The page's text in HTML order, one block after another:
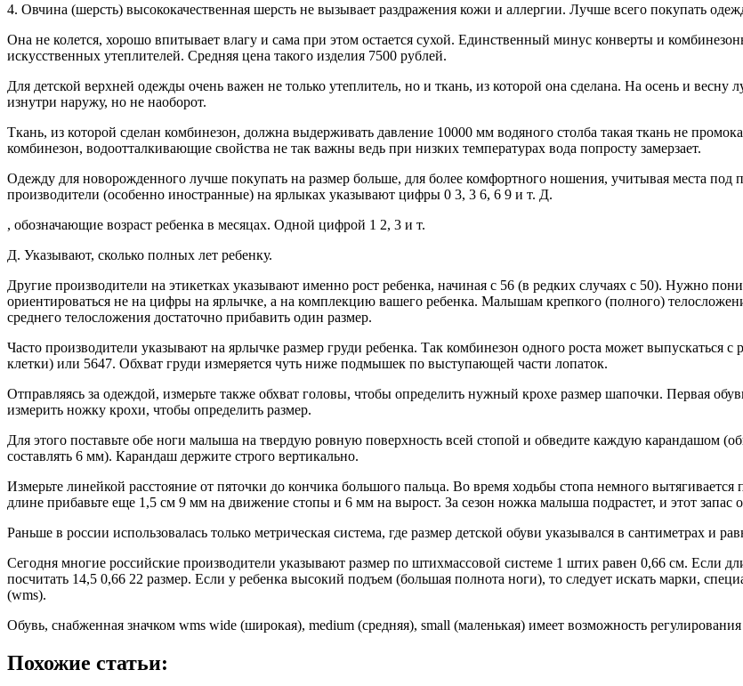
4. Овчина (шерсть) высококачественная шерсть не вызывает раздражения кожи и аллергии. Лучше всего покупать
Она не колется, хорошо впитывает влагу и сама при этом остается сухой. Единственный минус конверты и
искусственных утеплителей. Средняя цена такого изделия 7500 рублей.
Для детской верхней одежды очень важен не только утеплитель, но и ткань, из которой она сделана. На осень и весну
изнутри наружу, но не наоборот.
Ткань, из которой сделан комбинезон, должна выдерживать давление 10000 мм водяного столба такая ткань не
комбинезон, водоотталкивающие свойства не так важны ведь при низких температурах вода попросту замерзает.
Одежду для новорожденного лучше покупать на размер больше, для более комфортного ношения, учитывая места под
производители (особенно иностранные) на ярлыках указывают цифры 0 3, 3 6, 6 9 и т. Д.
, обозначающие возраст ребенка в месяцах. Одной цифрой 1 2, 3 и т.
Д. Указывают, сколько полных лет ребенку.
Другие производители на этикетках указывают именно рост ребенка, начиная с 56 (в редких случаях с 50). Нужно
ориентироваться не на цифры на ярлычке, а на комплекцию вашего ребенка. Малышам крепкого (полного)
среднего телосложения достаточно прибавить один размер.
Часто производители указывают на ярлычке размер груди ребенка. Так комбинезон одного роста может выпускаться
клетки) или 5647. Обхват груди измеряется чуть ниже подмышек по выступающей части лопаток.
Отправляясь за одеждой, измерьте также обхват головы, чтобы определить нужный крохе размер шапочки. Первая
измерить ножку крохи, чтобы определить размер.
Для этого поставьте обе ноги малыша на твердую ровную поверхность всей стопой и обведите каждую карандашом
составлять 6 мм). Карандаш держите строго вертикально.
Измерьте линейкой расстояние от пяточки до кончика большого пальца. Во время ходьбы стопа немного
длине прибавьте еще 1,5 см 9 мм на движение стопы и 6 мм на вырост. За сезон ножка малыша подрастет, и этот запас
Раньше в россии использовалась только метрическая система, где размер детской обуви указывался в сантиметрах и
Сегодня многие российские производители указывают размер по штихмассовой системе 1 штих равен 0,66 см. Если
посчитать 14,5 0,66 22 размер. Если у ребенка высокий подъем (большая полнота ноги), то следует искать марки,
(wms).
Обувь, снабженная значком wms wide (широкая), medium (средняя), small (маленькая) имеет возможность
Похожие статьи: